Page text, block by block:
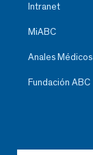
Intranet
MiABC
Anales Médicos
Fundación ABC